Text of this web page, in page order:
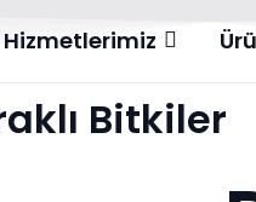
Hizmetlerimiz
Bitkiler